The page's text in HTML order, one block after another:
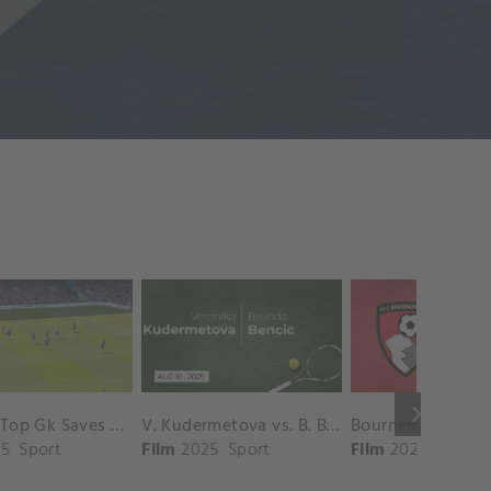
keyboard_arrow_right
Chelsea Top Gk Saves vs. Crystal Palace
Sport
V. Kudermetova vs. B. Bencic Match Highlights - CINCINNATI_Champions Court ( August 10, 2025)
Film 2025 Sport Film 2025